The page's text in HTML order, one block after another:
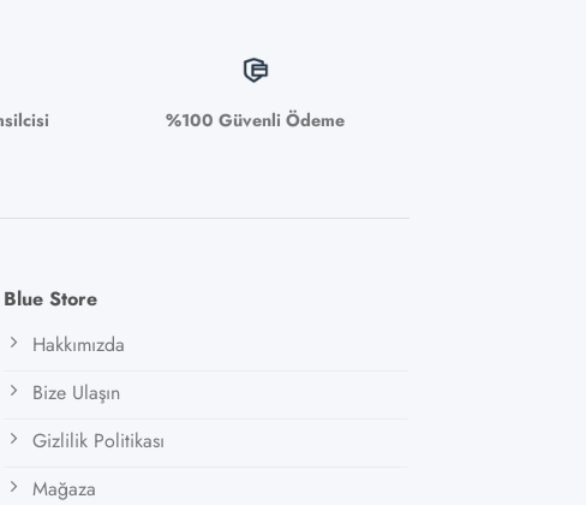
%100 Güvenli Ödeme
Blue Store
Hakkımızda
Bize Ulaşın
Gizlilik Politikası
Mağaza